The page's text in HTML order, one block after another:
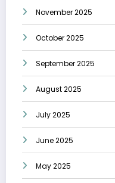
November 2025
October 2025
September 2025
August 2025
July 2025
June 2025
May 2025